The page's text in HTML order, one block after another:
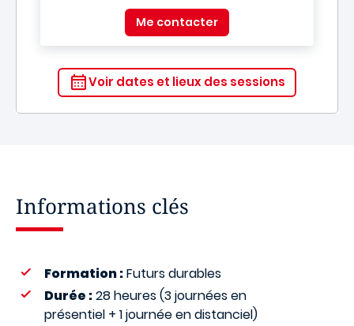
Me contacter
Voir dates et lieux des sessions
Informations clés
Formation :Futurs durables
Durée :28 heures (3 journées en
présentiel + 1 journée en distanciel)